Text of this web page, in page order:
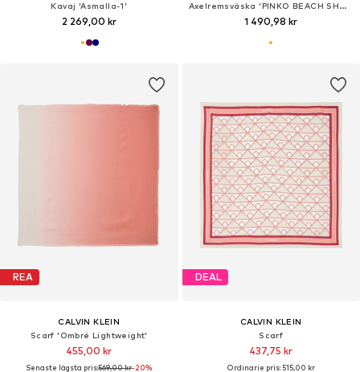
Kavaj 'Asmalla-1'
2 269,00 kr
Axelremsväska 'PINKO BEACH SHOPPER CANVAS BORSA'
1 490,98 kr
REA
CALVIN KLEIN
Scarf 'Ombré Lightweight'
455,00 kr
Senaste lägsta pris:569,00 kr-20%
DEAL
CALVIN KLEIN
Scarf
437,75 kr
Ordinarie pris: 515,00 kr